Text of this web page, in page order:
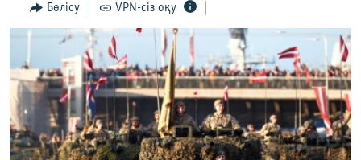
to
ӘЛЕУМЕТ
ӘЛЕМ
АРНАЙЫ ЖОБАЛАР
Русский
ЖАЗЫЛЫҢЫЗ
Бөлісу VPN-сіз оқу